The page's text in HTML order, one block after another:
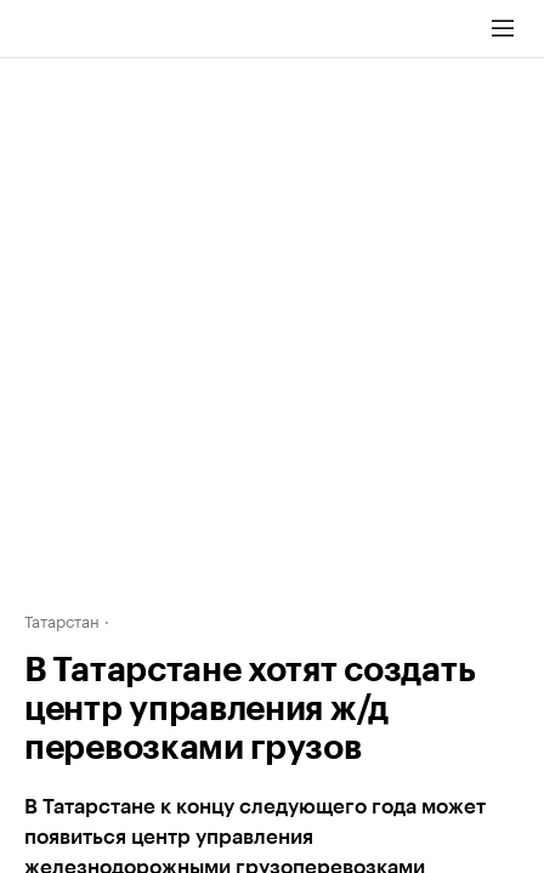
Татарстан
В Татарстане хотят создать
центр управления ж/д
перевозками грузов
В Татарстане к концу следующего года может
появиться центр управления
железнодорожными грузоперевозками